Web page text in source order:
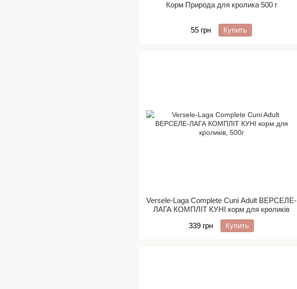
Корм Природа для кролика 500 г
55 грн Купить
Versele-Laga Complete Cuni Adult ВЕРСЕЛЕ-
ЛАГА КОМПЛІТ КУНІ корм для кроликів
339 грн
Купить